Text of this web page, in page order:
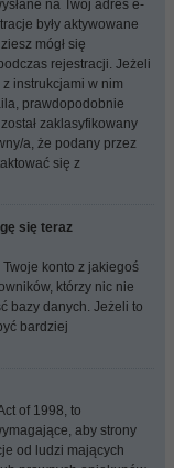
na Twój adres e-
były aktywowane
mógł się
rejestracji. Jeżeli
instrukcjami w nim
prawdopodobnie
zaklasyfikowany
a, że podany przez
się z
się teraz
Twoje konto z jakiegoś
którzy nic nie
bazy danych. Jeżeli to
bardziej
of 1998, to
aby strony
od ludzi mających